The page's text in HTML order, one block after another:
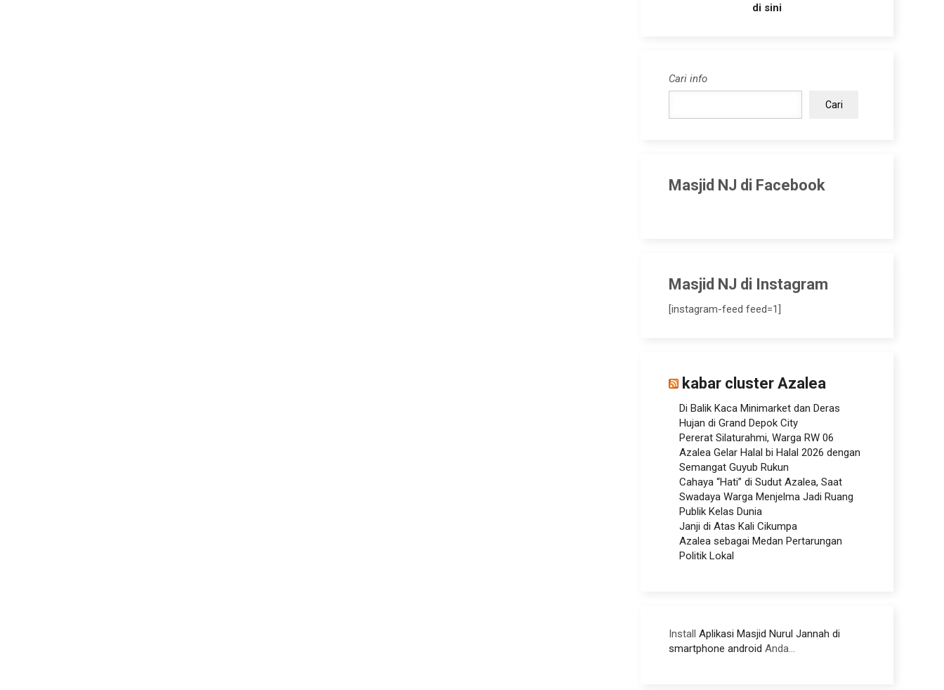
di sini
Cari info
Cari
Masjid NJ di Facebook
Masjid NJ di Instagram
[instagram-feed feed=1]
kabar cluster Azalea
Di Balik Kaca Minimarket dan Deras
Hujan di Grand Depok City
Pererat Silaturahmi, Warga RW 06
Azalea Gelar Halal bi Halal 2026 dengan
Semangat Guyub Rukun
Cahaya “Hati” di Sudut Azalea, Saat
Swadaya Warga Menjelma Jadi Ruang
Publik Kelas Dunia
Janji di Atas Kali Cikumpa
Azalea sebagai Medan Pertarungan
Politik Lokal
Install Aplikasi Masjid Nurul Jannah di
smartphone android Anda...